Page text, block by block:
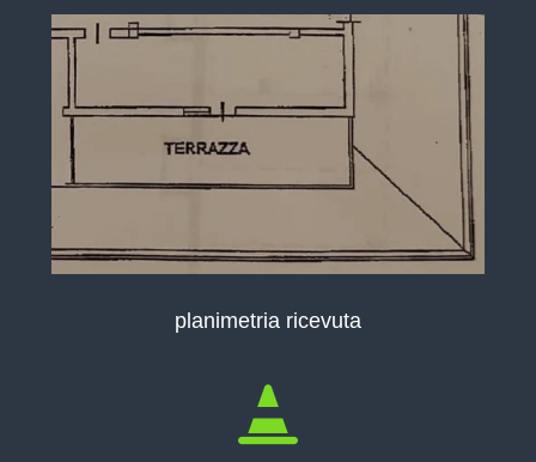
planimetria ricevuta
